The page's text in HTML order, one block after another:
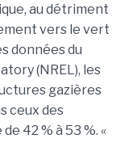
au détriment
vers le vert
données du
(NREL), les
gazières
ceux des
42 % à 53 %. «